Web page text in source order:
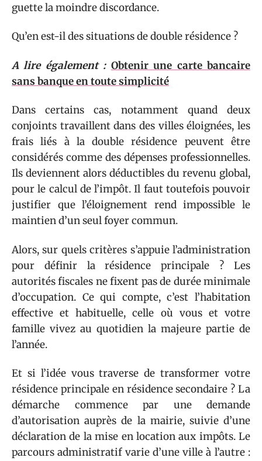
guette la moindre discordance.
Qu’en est-il des situations de double résidence ?
A lire également : Obtenir une carte bancaire
sans banque en toute simplicité
Dans certains cas, notamment quand deux
conjoints travaillent dans des villes éloignées, les
frais liés à la double résidence peuvent être
considérés comme des dépenses professionnelles.
Ils deviennent alors déductibles du revenu global,
pour le calcul de l’impôt. Il faut toutefois pouvoir
justifier que l’éloignement rend impossible le
maintien d’un seul foyer commun.
Alors, sur quels critères s’appuie l’administration
pour définir la résidence principale ? Les
autorités fiscales ne fixent pas de durée minimale
d’occupation. Ce qui compte, c’est l’habitation
effective et habituelle, celle où vous et votre
famille vivez au quotidien la majeure partie de
l’année.
Et si l’idée vous traverse de transformer votre
résidence principale en résidence secondaire ? La
démarche commence par une demande
d’autorisation auprès de la mairie, suivie d’une
déclaration de la mise en location aux impôts. Le
parcours administratif varie d’une ville à l’autre :